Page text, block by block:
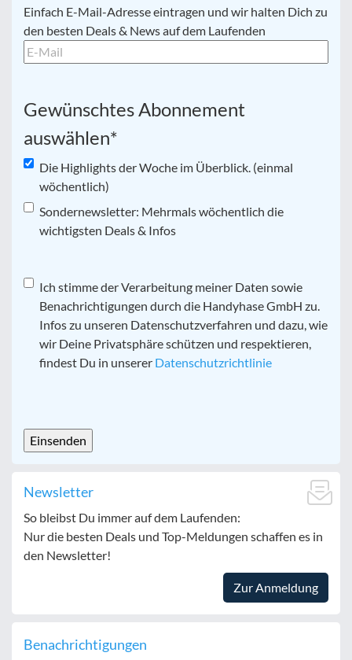
E-
Mail *
Einfach E-Mail-Adresse eintragen und wir halten Dich zu
den besten Deals & News auf dem Laufenden
Gewünschtes Abonnement
auswählen*
Die Highlights der Woche im Überblick. (einmal
wöchentlich)
Sondernewsletter: Mehrmals wöchentlich die
wichtigsten Deals & Infos
Datenschutz*
Ich stimme der Verarbeitung meiner Daten sowie
Benachrichtigungen durch die Handyhase GmbH zu.
Infos zu unseren Datenschutzverfahren und dazu, wie
wir Deine Privatsphäre schützen und respektieren,
findest Du in unserer Datenschutzrichtlinie
Newsletter
So bleibst Du immer auf dem Laufenden:
Nur die besten Deals und Top-Meldungen schaffen es in
den Newsletter!
Zur Anmeldung
Benachrichtigungen